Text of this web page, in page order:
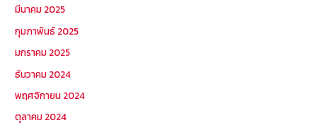
มีนาคม 2025
กุมภาพันธ์ 2025
มกราคม 2025
ธันวาคม 2024
พฤศจิกายน 2024
ตุลาคม 2024